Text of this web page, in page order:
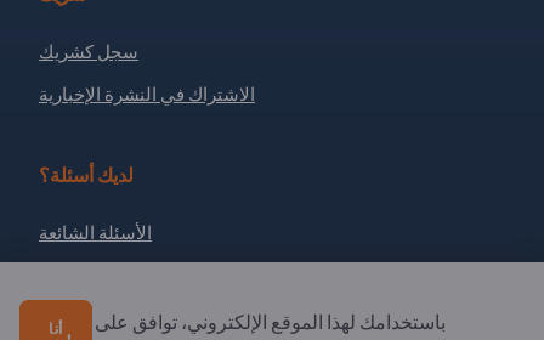
سجل كشريك
الاشتراك في النشرة الإخبارية
لديك أسئلة؟
الأسئلة الشائعة
نبذة عنا باستخدامك لهذا الموقع الإلكتروني، توافق على
أنا